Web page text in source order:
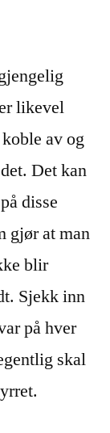
likevel
av og
Det kan
disse
gjør at man
blir
Sjekk inn
på hver
skal